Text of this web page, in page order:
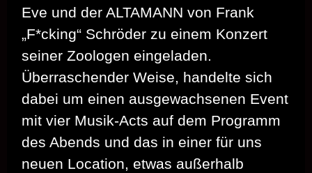
Eve und der ALTAMANN von Frank
„F*cking“ Schröder zu einem Konzert
seiner Zoologen eingeladen.
Überraschender Weise, handelte sich
dabei um einen ausgewachsenen Event
mit vier Musik-Acts auf dem Programm
des Abends und das in einer für uns
neuen Location, etwas außerhalb